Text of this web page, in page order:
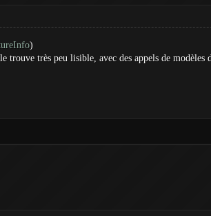
)
très peu lisible, avec des appels de